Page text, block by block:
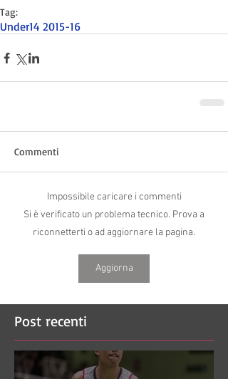
Tag:
Under14 2015-16
Commenti
Impossibile caricare i commenti
Si è verificato un problema tecnico. Prova a
riconnetterti o ad aggiornare la pagina.
Aggiorna
Post recenti